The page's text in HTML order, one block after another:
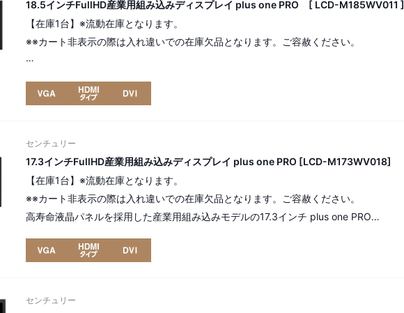
18.5インチFullHD産業用組み込みディスプレイ plus one PRO [ LCD-M185WV011 ]
【在庫1台】※流動在庫となります。
※※カート非表示の際は入れ違いでの在庫欠品となります。ご容赦ください。
解像度：FHD（フルHD） 1,980×1,080pixel（16:9）
センチュリー
17.3インチFullHD産業用組み込みディスプレイ plus one PRO [LCD-M173WV018]
【在庫1台】※流動在庫となります。
※※カート非表示の際は入れ違いでの在庫欠品となります。ご容赦ください。
高寿命液晶パネルを採用した産業用組み込みモデルの17.3インチ plus one PRO
[ パネル番号：16124 ]
センチュリー